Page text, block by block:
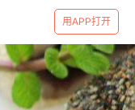
用APP打开